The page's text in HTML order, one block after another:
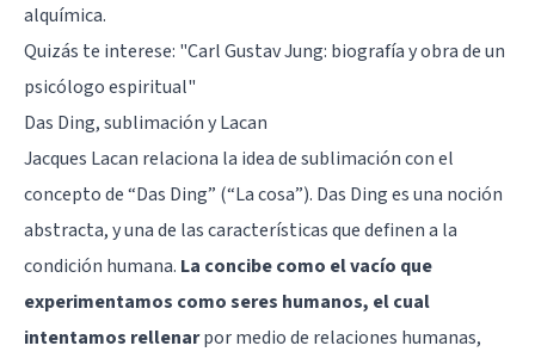
alquímica.
Quizás te interese: "Carl Gustav Jung: biografía y obra de un
psicólogo espiritual"
Das Ding, sublimación y Lacan
Jacques Lacan relaciona la idea de sublimación con el
concepto de “Das Ding” (“La cosa”). Das Ding es una noción
abstracta, y una de las características que definen a la
condición humana. La concibe como el vacío que
experimentamos como seres humanos, el cual
intentamos rellenarpor medio de relaciones humanas,